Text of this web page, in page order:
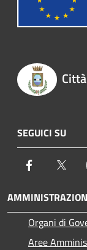
SEGUICI SU
Facebook
Organi di
Aree